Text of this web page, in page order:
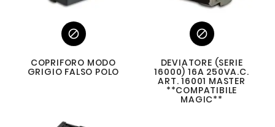

COPRIFORO MODO
GRIGIO FALSO POLO

DEVIATORE (SERIE
16000) 16A 250VA.C.
ART. 16001 MASTER
**COMPATIBILE
MAGIC**